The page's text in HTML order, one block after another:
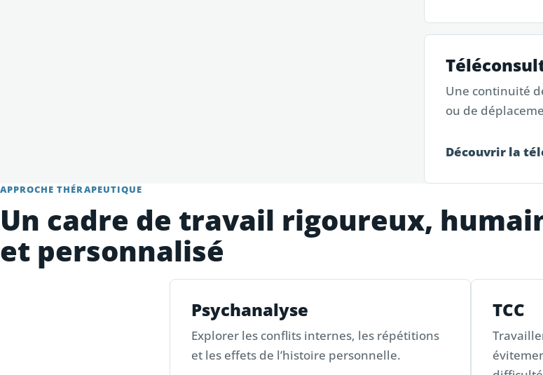
Une continuité
ou de
Découvrir la
APPROCHE THÉRAPEUTIQUE
Un cadre de travail rigoureux,
et personnalisé
Psychanalyse
Explorer les conflits internes, les répétitions
et les effets de l’histoire personnelle.
TCC